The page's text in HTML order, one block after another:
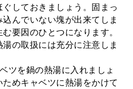
しておきましょう。固まっ
んでいない塊が出来てしま
要因のひとつになります。
の取扱には充分に注意しま
ツを鍋の熱湯に入れましょ
めキャベツに熱湯をかけて